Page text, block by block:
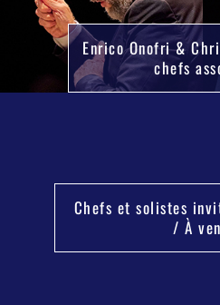
Enrico Onofri &
chefs
Chefs et solistes
/ À